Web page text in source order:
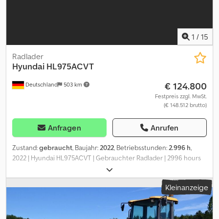
1 / 15
Deutschland 503 km
Radlader
Hyundai HL975ACVT
€ 124.800
Festpreis zzgl. MwSt.
(€ 148.512 brutto)
Anfragen Anrufen
Zustand:gebraucht, Baujahr:2022, Betriebsstunden:2.996 h,
2022 | Hyundai HL975ACVT | Gebrauchter Radlader | 2996 hours
Csdpfxjzrn Dlo Akkjrf 📍Location: Deutschland 🚛 Delivery
available to your destination – Use our shipping calculator to
estimate transport costs! 💰 Buy Now for EUR 124800 or Make an
Offer. Payment at delivery available for an affordable fee (subject
to approval)* 👷‍♂️ Inspected by an independent expert 56
Kleinanzeige